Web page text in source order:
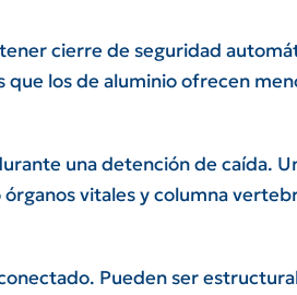
cierre de seguridad
los de aluminio ofrecen
una detención de caída.
vitales y columna
Pueden ser